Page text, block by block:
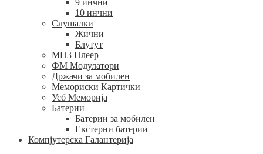
9 инчни
10 инчни
Слушалки
Жични
Блутут
МП3 Плеер
ФМ Модулатори
Држачи за мобилен
Мемориски Картички
Усб Меморија
Батерии
Батерии за мобилен
Екстерни батерии
Компјутерска Галантерија